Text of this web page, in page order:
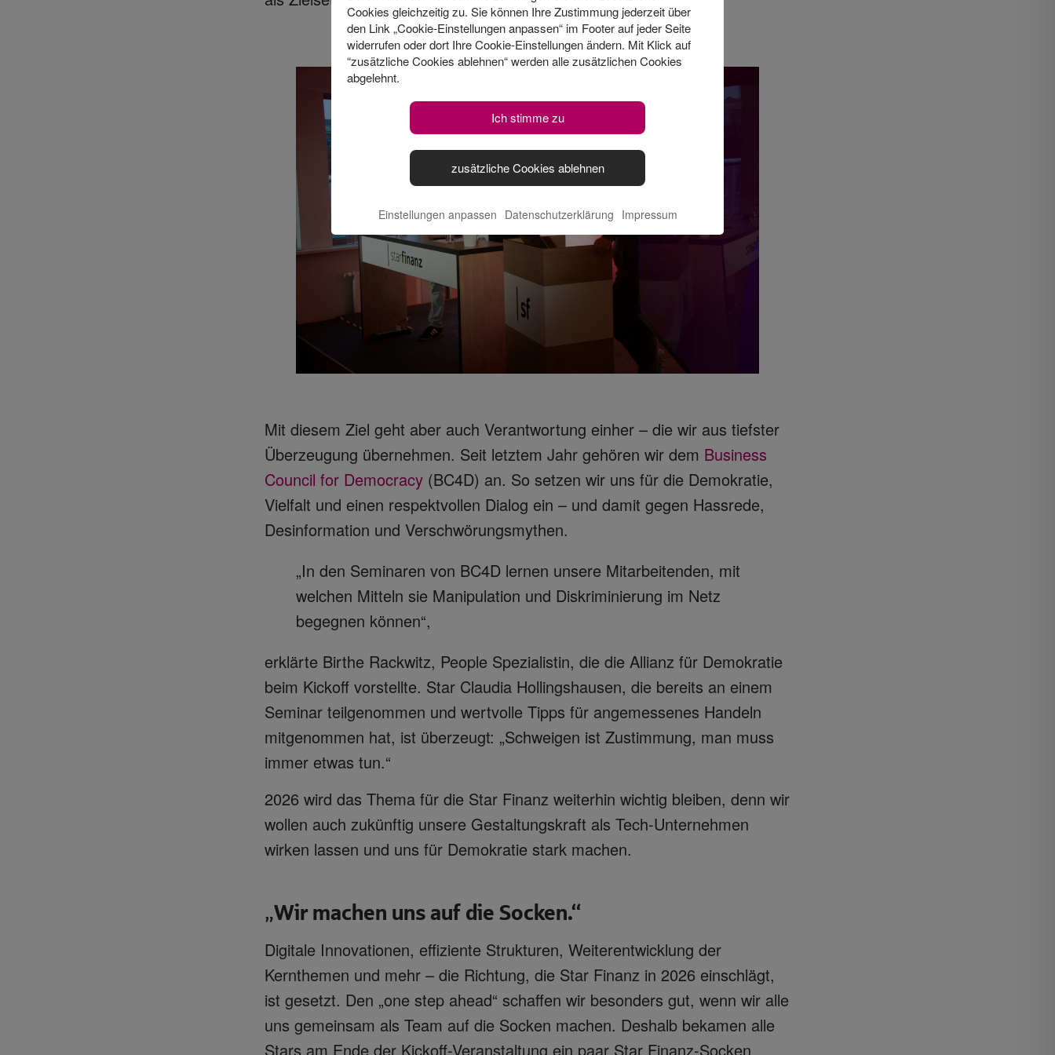
Mit diesem Ziel geht aber auch Verantwortung einher – die wir aus tiefster
Überzeugung übernehmen. Seit letztem Jahr gehören wir dem Business
Council for Democracy (BC4D) an. So setzen wir uns für die Demokratie,
Vielfalt und einen respektvollen Dialog ein – und damit gegen Hassrede,
Desinformation und Verschwörungsmythen.
„In den Seminaren von BC4D lernen unsere Mitarbeitenden, mit
welchen Mitteln sie Manipulation und Diskriminierung im Netz
begegnen können“,
erklärte Birthe Rackwitz, People Spezialistin, die die Allianz für Demokratie
beim Kickoff vorstellte. Star Claudia Hollingshausen, die bereits an einem
Seminar teilgenommen und wertvolle Tipps für angemessenes Handeln
mitgenommen hat, ist überzeugt: „Schweigen ist Zustimmung, man muss
immer etwas tun.“
2026 wird das Thema für die Star Finanz weiterhin wichtig bleiben, denn wir
wollen auch zukünftig unsere Gestaltungskraft als Tech-Unternehmen
wirken lassen und uns für Demokratie stark machen.
„Wir machen uns auf die Socken.“
Digitale Innovationen, effiziente Strukturen, Weiterentwicklung der
Kernthemen und mehr – die Richtung, die Star Finanz in 2026 einschlägt,
ist gesetzt. Den „one step ahead“ schaffen wir besonders gut, wenn wir alle
uns gemeinsam als Team auf die Socken machen. Deshalb bekamen alle
Stars am Ende der Kickoff-Veranstaltung ein paar Star Finanz-Socken
Cookies gleichzeitig zu. Sie können Ihre Zustimmung jederzeit über
den Link „Cookie-Einstellungen anpassen“ im Footer auf jeder Seite
widerrufen oder dort Ihre Cookie-Einstellungen ändern. Mit Klick auf
“zusätzliche Cookies ablehnen“ werden alle zusätzlichen Cookies
abgelehnt.
Ich stimme zu
zusätzliche Cookies ablehnen
Einstellungen anpassen Datenschutzerklärung Impressum